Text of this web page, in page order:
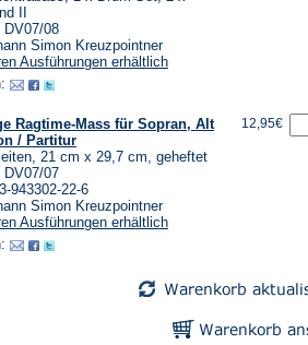
II
DV07/08
Simon Kreuzpointner
Ausführungen erhältlich
Ragtime-Mass für Sopran, Alt
/ Partitur
21 cm x 29,7 cm, geheftet
DV07/07
943302-22-6
Simon Kreuzpointner
Ausführungen erhältlich
12,95€